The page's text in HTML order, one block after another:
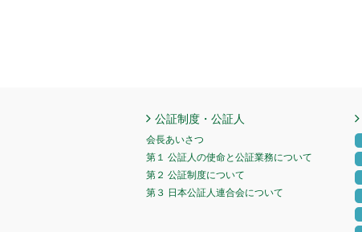
公証制度・公証人
会長あいさつ
第１ 公証人の使命と公証業務について
第２ 公証制度について
第３ 日本公証人連合会について